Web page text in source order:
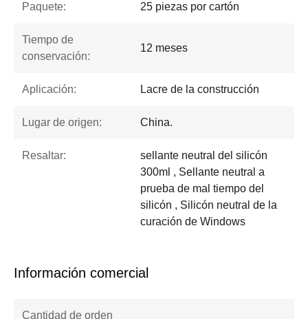
Paquete: 25 piezas por cartón
Tiempo de
conservación:
12 meses
Aplicación: Lacre de la construcción
Lugar de origen: China.
Resaltar:
sellante neutral del silicón
300ml , Sellante neutral a
prueba de mal tiempo del
silicón , Silicón neutral de la
curación de Windows
Información comercial
Cantidad de orden